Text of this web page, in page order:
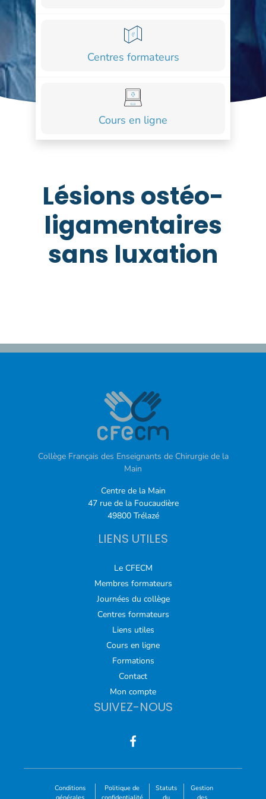
Centres formateurs
Cours en ligne
Lésions ostéo-
ligamentaires
sans luxation
Collège Français des Enseignants de Chirurgie de la
Main
Centre de la Main
47 rue de la Foucaudière
49800 Trélazé
LIENS UTILES
Le CFECM
Membres formateurs
Journées du collège
Centres formateurs
Liens utiles
Cours en ligne
Formations
Contact
Mon compte
SUIVEZ-NOUS
Conditions
Politique de
Statuts
Gestion
COURS
FORMATIONS
CONTACT
ACCOUNT_CIRCLE